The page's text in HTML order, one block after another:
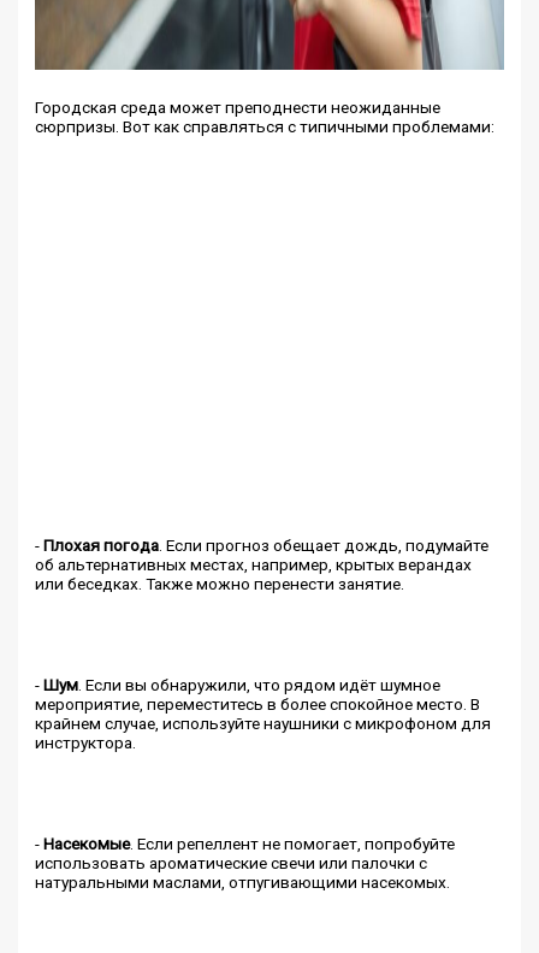
Городская среда может преподнести неожиданные
сюрпризы. Вот как справляться с типичными проблемами:
-Плохая погода . Если прогноз обещает дождь, подумайте
об альтернативных местах, например, крытых верандах
или беседках. Также можно перенести занятие.
-Шум . Если вы обнаружили, что рядом идёт шумное
мероприятие, переместитесь в более спокойное место. В
крайнем случае, используйте наушники с микрофоном для
инструктора.
-Насекомые. Если репеллент не помогает, попробуйте
использовать ароматические свечи или палочки с
натуральными маслами, отпугивающими насекомых.